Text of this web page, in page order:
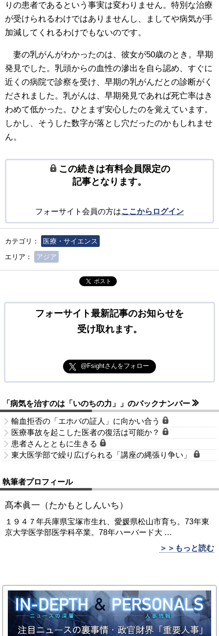
りの患者であるという事実は変わりません。特別な治療
が受けられるわけではありませんし、ましてや病気が手
加減してくれるわけでもないのです。
妻の乳がんがわかったのは、彼女が50歳のとき。早期
発見でした。乳頭からの血性の滲出を自ら認め、すぐに
近くの病院で診察を受け、早期の乳がんだとの診断がく
だされました。乳がんは、早期発見であれば死亡率はき
わめて低かった。ひとまず安心したのを覚えています。
しかし、そうした数字が落とし穴だったのかもしれませ
ん。
この続きは有料会員限定の
記事となります。
フォーサイト会員の方はここからログイン
カテゴリ：
医療・サイエンス
エリア：
アジア
ポスト
フォーサイト最新記事のお知らせを
受け取れます。
@Fsightさんをフォロー
「病気を治すのは「いのちの力」」のバックナンバー
輸血拒否の「エホバの証人」に向かい合う
医療事故を起こした医者の復活は可能か？
患者さんとともに生きる
東大医学部で繰り広げられる「講座の縄張り争い」
執筆者プロフィール
髙本眞一（たかもとしんいち）
１９４７年兵庫県宝塚市生れ、愛媛県松山市育ち。73年東
京大学医学部医学科卒業。78年ハーバード大 …
＞＞もっと読む